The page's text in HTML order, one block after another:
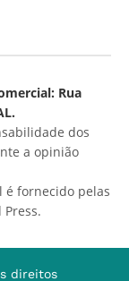
Rua
dos
a opinião
é fornecido pelas
Press.
direitos